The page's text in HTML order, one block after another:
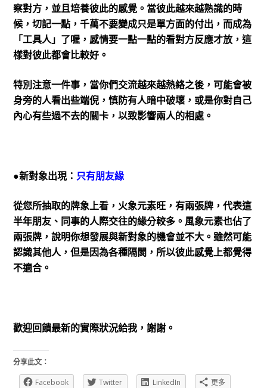
察對方，並且培養彼此的感覺。當彼此越來越熟識的時
候，切記一點，千萬不要變成只是單方面的付出，而成為
「工具人」了喔，感情要一點一點的看對方反應才放，這
樣對彼此都會比較好。
特別注意一件事，當你們交流越來越熱絡之後，可能會被
身旁的人看出些端倪，慎防有人暗中破壞，或是你對自己
內心有些過不去的關卡，以致影響兩人的相處。
●新對象出現： 只有朋友緣
從您所抽取的牌象上看，火象元素旺，有兩張牌，代表這
半年朋友、同事的人際交往的緣分較多。風象元素也佔了
兩張牌，說明你想發展與新對象的機會並不大。雖然可能
認識其他人，但是因為各種隔閡，所以彼此感覺上都覺得
不適合。
歡迎回饋最新的實際狀況給我，謝謝。
分享此文：
Facebook
Twitter LinkedIn 更多